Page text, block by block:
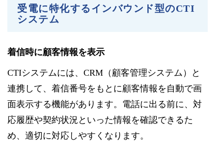
受電に特化するインバウンド型のCTI
システム
着信時に顧客情報を表示
CTIシステムには、CRM（顧客管理システム）と
連携して、着信番号をもとに顧客情報を自動で画
面表示する機能があります。電話に出る前に、対
応履歴や契約状況といった情報を確認できるた
め、適切に対応しやすくなります。